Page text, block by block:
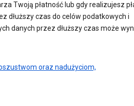
Twoją płatność lub gdy realizujesz
dłuższy czas do celów podatkowych i
danych przez dłuższy czas może
oraz nadużyciom,